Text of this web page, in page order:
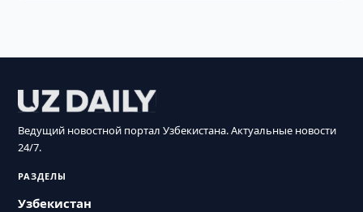
Ведущий новостной портал Узбекистана. Актуальные новости
24/7.
РАЗДЕЛЫ
Узбекистан